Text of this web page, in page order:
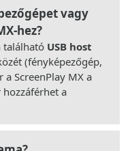
vagy
hez?
található USB host
(fényképezőgép,
ScreenPlay MX a
hozzáférhet a